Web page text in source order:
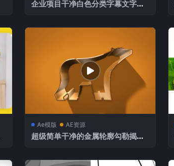
企业项目干净白色分类字幕文字说
Ae模版 AE资源
超级简单干净的金属轮廓勾勒揭示